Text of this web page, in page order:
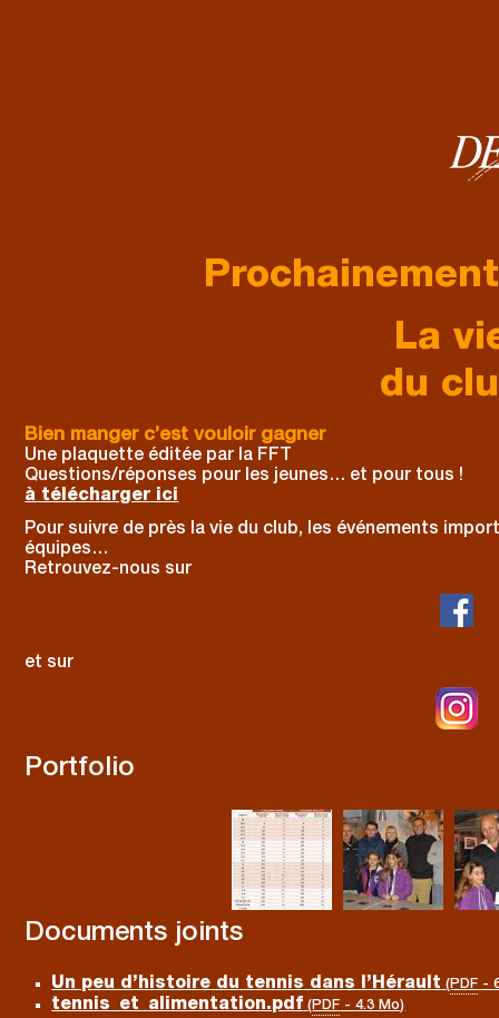
La
du
Bien manger c’est vouloir gagner
Une plaquette éditée par la FFT
Questions/réponses pour les jeunes… et pour tous !
à télécharger ici
Pour suivre de près la vie du club, les événements
équipes…
Retrouvez-nous sur
et sur
Portfolio
Documents joints
Un peu d’histoire du tennis dans l’Hérault (PDF -
tennis_et_alimentation.pdf (PDF -4.3 Mo)